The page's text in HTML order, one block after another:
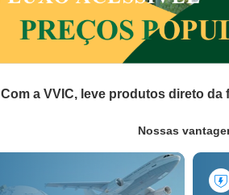
Com a VVIC, leve produtos direto
Nossas